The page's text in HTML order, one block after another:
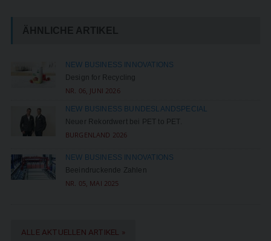
ÄHNLICHE ARTIKEL
NEW BUSINESS INNOVATIONS
Design for Recycling
NR. 06, JUNI 2026
NEW BUSINESS BUNDESLANDSPECIAL
Neuer Rekordwert bei PET to PET.
BURGENLAND 2026
NEW BUSINESS INNOVATIONS
Beeindruckende Zahlen
NR. 05, MAI 2025
ALLE AKTUELLEN ARTIKEL »